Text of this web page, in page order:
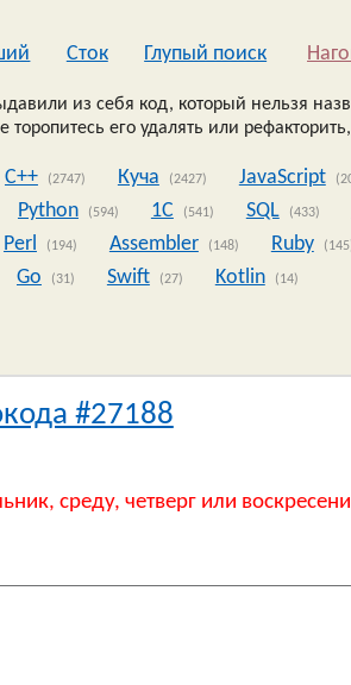
Сток Глупый поиск
из себя код, который нельзя
торопитесь его удалять или
C++ (2747) Куча (2427) JavaScript
Python (594) 1C (541) SQL (433)
Perl (194) Assembler (148) Ruby
Go (31) Swift (27) Kotlin (14)
#27188
среду, четверг или